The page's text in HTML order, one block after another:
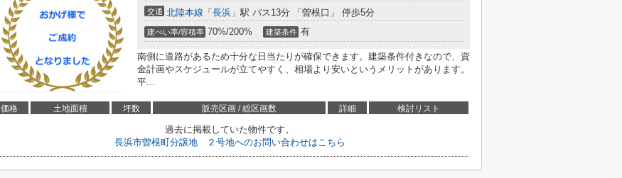
交通 北陸本線 「 長浜 」駅 バス13分 「曽根口」 停歩5分
建ぺい率/容積率 70%/200% 建築条件 有
南側に道路があるため十分な日当たりが確保できます。建築条件付きなので、資
金計画やスケジュールが立てやすく、相場より安いというメリットがあります。
平...
価格 土地面積 坪数 販売区画 / 総区画数 詳細 検討リスト
過去に掲載していた物件です。
長浜市曽根町分譲地 ２号地へのお問い合わせはこちら